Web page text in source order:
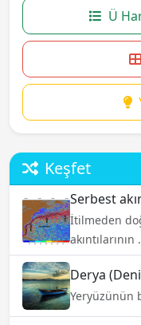
Ü
Keşfet
Serbest
İtilmeden
akıntılarının
Derya
Yeryüzünün